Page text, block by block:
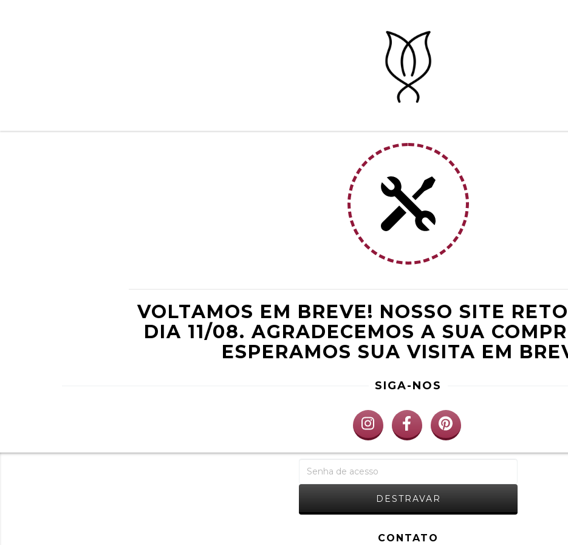
VOLTAMOS EM BREVE! NOSSO SITE
DIA 11/08. AGRADECEMOS A SUA
ESPERAMOS SUA VISITA EM
SIGA-NOS
CONTATO